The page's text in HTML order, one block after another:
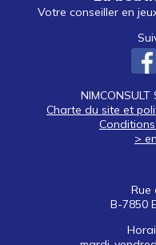
Votre conseiller en
Charte du site et
>
Rue
B-7850